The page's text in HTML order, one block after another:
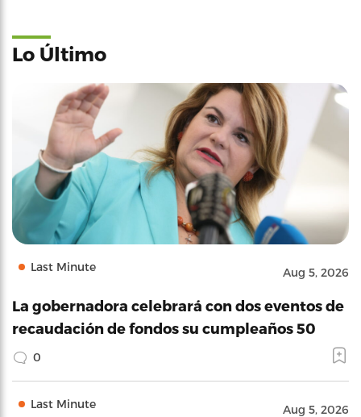
Lo Último
Last Minute Aug 5, 2026
La gobernadora celebrará con dos eventos de
recaudación de fondos su cumpleaños 50
0
Last Minute Aug 5, 2026